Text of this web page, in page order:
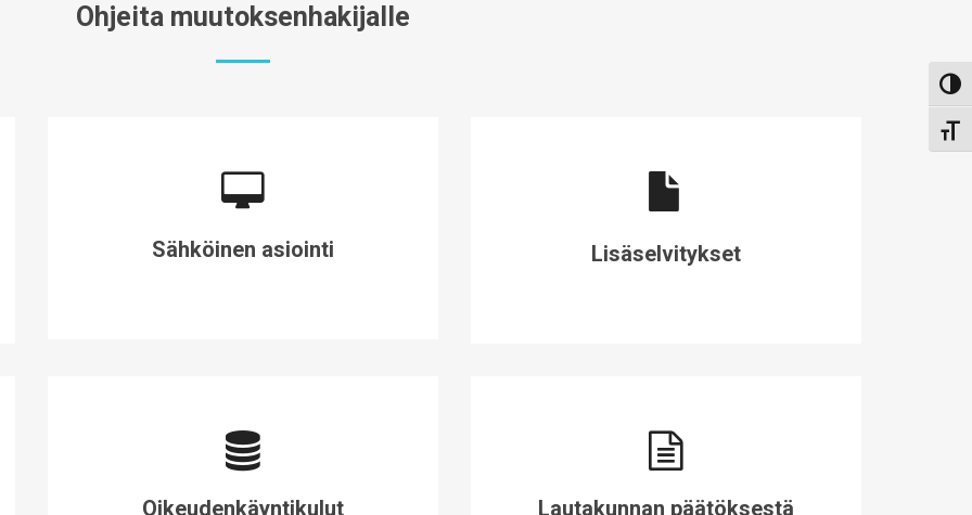
Ohjeita muutoksenhakijalle
Sähköinen asiointi Lisäselvitykset
Oikeudenkäyntikulut Lautakunnan päätöksestä